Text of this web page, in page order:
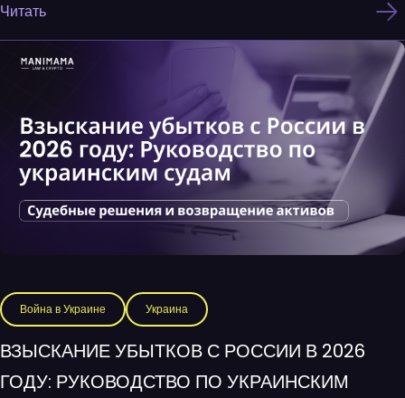
Читать
Война в Украине Украина
ВЗЫСКАНИЕ УБЫТКОВ С РОССИИ В 2026
ГОДУ: РУКОВОДСТВО ПО УКРАИНСКИМ